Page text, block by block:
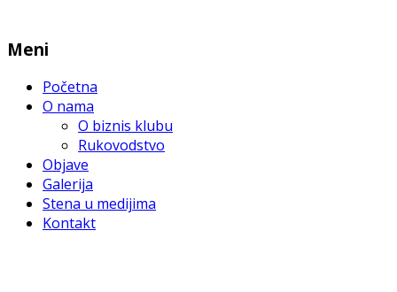
Meni
Početna
O nama
O biznis klubu
Rukovodstvo
Objave
Galerija
Stena u medijima
Kontakt